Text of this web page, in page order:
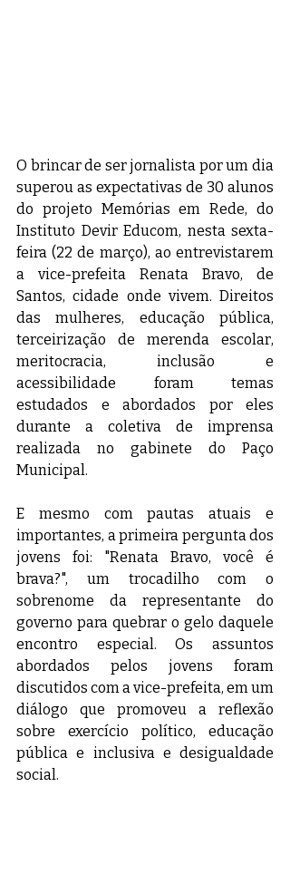
O brincar de ser jornalista por um dia
superou as expectativas de 30 alunos
do projeto Memórias em Rede, do
Instituto Devir Educom, nesta sexta-
feira (22 de março), ao entrevistarem
a vice-prefeita Renata Bravo, de
Santos, cidade onde vivem. Direitos
terceirização de merenda escolar,
meritocracia, inclusão e
acessibilidade foram temas
estudados e abordados por eles
durante a coletiva de imprensa
realizada no gabinete do Paço
Municipal.
E mesmo com pautas atuais e
importantes, a primeira pergunta dos
jovens foi: "Renata Bravo, você é
brava?", um trocadilho com o
sobrenome da representante do
governo para quebrar o gelo daquele
encontro especial. Os assuntos
abordados pelos jovens foram
discutidos com a vice-prefeita, em um
diálogo que promoveu a reflexão
sobre exercício político, educação
pública e inclusiva e desigualdade
social.